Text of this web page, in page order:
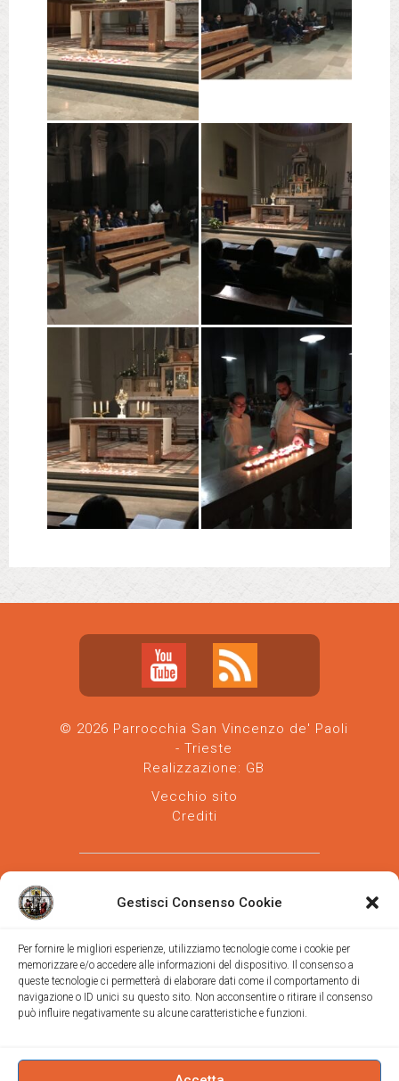
Gestisci Consenso Cookie
Per fornire le migliori esperienze, utilizziamo tecnologie come i cookie per
memorizzare e/o accedere alle informazioni del dispositivo. Il consenso a
queste tecnologie ci permetterà di elaborare dati come il comportamento di
navigazione o ID unici su questo sito. Non acconsentire o ritirare il consenso
può influire negativamente su alcune caratteristiche e funzioni.
© 2026 Parrocchia San Vincenzo de' Paoli
- Trieste
Realizzazione: GB
Vecchio sito
Crediti
Parrocchia san Vincenzo de' Paoli-Diocesi
di Trieste
via Vittorino da Feltre, 11 (chiesa)
Trieste
040/390250